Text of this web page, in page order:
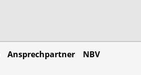
Ansprechpartner
NBV